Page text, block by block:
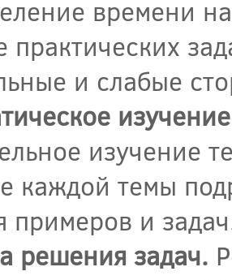
времени
и слабые
изучение
каждой темы
примеров и
решения задач.